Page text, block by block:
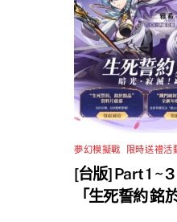
夢幻模擬戰 限時送禮活
[台版] Part 1 ~
「生死誓約 銘